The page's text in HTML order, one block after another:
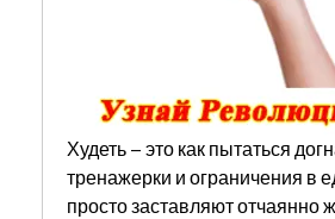
Худеть – это как пытаться
тренажерки и ограничения в
просто заставляют отчаянно